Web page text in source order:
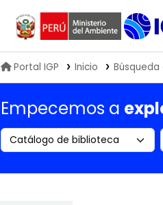
Portal IGP Inicio
Empecemos a
Search the catalog by: